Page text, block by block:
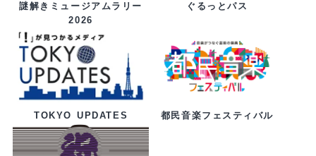
謎解きミュージアムラリー
2026
ぐるっとパス
TOKYO UPDATES 都民音楽フェスティバル